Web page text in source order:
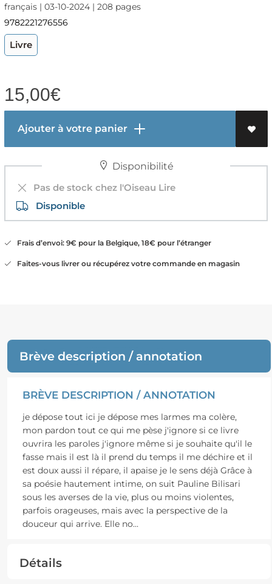
français | 03-10-2024 | 208 pages
9782221276556
Livre
15,00€
Ajouter à votre panier
Disponibilité
Pas de stock chez l'Oiseau Lire
Disponible
Frais d’envoi: 9€ pour la Belgique, 18€ pour l’étranger
Faites-vous livrer ou récupérez votre commande en magasin
Brève description / annotation
BRÈVE DESCRIPTION / ANNOTATION
je dépose tout ici je dépose mes larmes ma colère,
mon pardon tout ce qui me pèse j'ignore si ce livre
ouvrira les paroles j'ignore même si je souhaite qu'il le
fasse mais il est là il prend du temps il me déchire et il
est doux aussi il répare, il apaise je le sens déjà Grâce à
sa poésie hautement intime, on suit Pauline Bilisari
sous les averses de la vie, plus ou moins violentes,
parfois orageuses, mais avec la perspective de la
douceur qui arrive. Elle no...
Détails